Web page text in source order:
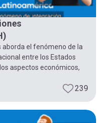
aborda el fenómeno de la
entre los Estados
aspectos económicos,
239